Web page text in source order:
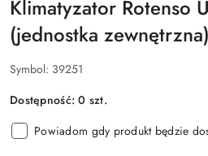
Klimatyzator Rotenso
(jednostka zewnętrzna)
Symbol: 39251
Dostępność:0 szt.
Powiadom gdy produkt będzie